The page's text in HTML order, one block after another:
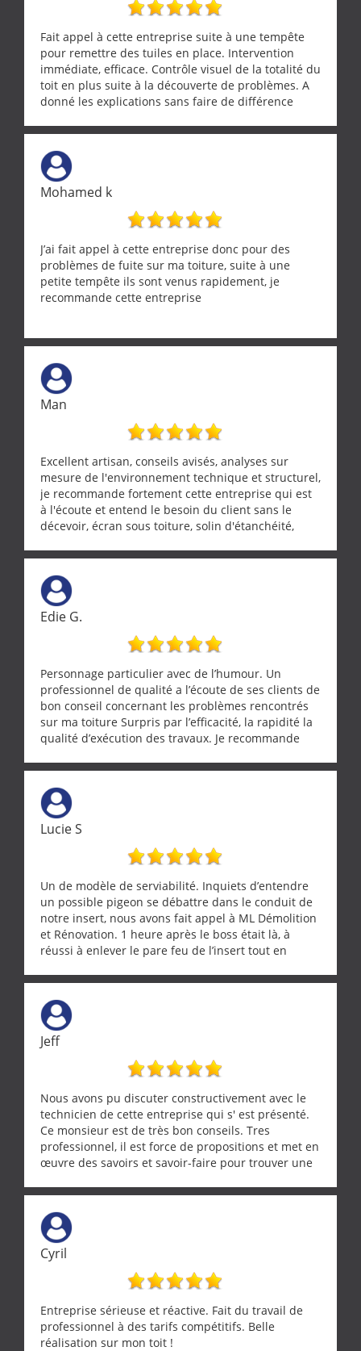
Fait appel à cette entreprise suite à une tempête
pour remettre des tuiles en place. Intervention
immédiate, efficace. Contrôle visuel de la totalité du
toit en plus suite à la découverte de problèmes. A
donné les explications sans faire de différence
Mohamed k
J’ai fait appel à cette entreprise donc pour des
problèmes de fuite sur ma toiture, suite à une
petite tempête ils sont venus rapidement, je
recommande cette entreprise
Man
Excellent artisan, conseils avisés, analyses sur
mesure de l'environnement technique et structurel,
je recommande fortement cette entreprise qui est
à l'écoute et entend le besoin du client sans le
décevoir, écran sous toiture, solin d'étanchéité,
récupérateur d'eau, tout a été parfaitement mis en
œuvre sans besoin d'y revenir. confiance assurée.
Edie G.
Personnage particulier avec de l’humour. Un
professionnel de qualité a l’écoute de ses clients de
bon conseil concernant les problèmes rencontrés
sur ma toiture Surpris par l’efficacité, la rapidité la
qualité d’exécution des travaux. Je recommande
Lucie S
Un de modèle de serviabilité. Inquiets d’entendre
un possible pigeon se débattre dans le conduit de
notre insert, nous avons fait appel à ML Démolition
et Rénovation. 1 heure après le boss était là, à
réussi à enlever le pare feu de l’insert tout en
tourterelle et s’est ensuite patiemment occupé de
l’oiseau jusqu’à ce qu’il reprenne ses esprits et
puisse s’envoler. Après quoi il a procédé au
ramonage de notre insert avec dextérité et une
grande propreté, nous gratifiant également de
nombreux conseils concernant d’autres sujets. Un
entrepreneur comme on souhaite en rencontrer.
Encore un grand merci à lui.
Jeff
Nous avons pu discuter constructivement avec le
technicien de cette entreprise qui s' est présenté.
Ce monsieur est de très bon conseils. Tres
professionnel, il est force de propositions et met en
œuvre des savoirs et savoir-faire pour trouver une
demande de l écoute et de la considération, ce qui
ne se trouve que chez les pationnés de leur métier.
Merci a ce monsieur pour sa disponibilité
Cyril
Entreprise sérieuse et réactive. Fait du travail de
professionnel à des tarifs compétitifs. Belle
réalisation sur mon toit !